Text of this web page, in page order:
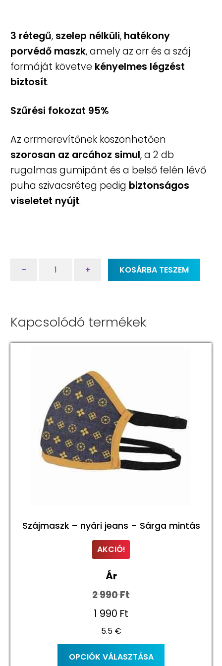
Tájékoztató
3 rétegű, szelep nélküli, hatékony
porvédő maszk, amely az orr és a száj
formáját követve kényelmes légzést
biztosít.
Szűrési fokozat 95%
Az orrmerevítőnek köszönhetően
szorosan az arcához simul, a 2 db
rugalmas gumipánt és a belső felén lévő
puha szivacsréteg pedig biztonságos
viseletet nyújt.
-
Normál
+ KOSÁRBA TESZEM
Kapcsolódó termékek
Szájmaszk – nyári jeans – Sárga mintás
AKCIÓ!
Ár
2 990Ft
Original
price
was:
1 990 Ft
Current
price
5.5 €
OPCIÓK VÁLASZTÁSA